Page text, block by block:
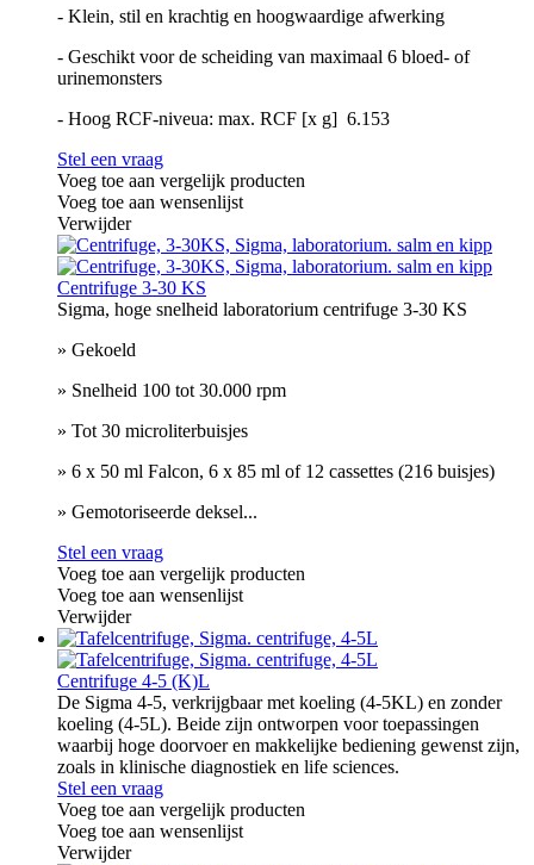
- Klein, stil en krachtig en hoogwaardige afwerking
- Geschikt voor de scheiding van maximaal 6 bloed- of
urinemonsters
- Hoog RCF-niveua: max. RCF [x g] 6.153
Stel een vraag
Voeg toe aan vergelijk producten
Voeg toe aan wensenlijst
Verwijder
Centrifuge 3-30 KS
Sigma, hoge snelheid laboratorium centrifuge 3-30 KS
» Gekoeld
» Snelheid 100 tot 30.000 rpm
» Tot 30 microliterbuisjes
» 6 x 50 ml Falcon, 6 x 85 ml of 12 cassettes (216 buisjes)
» Gemotoriseerde deksel...
Stel een vraag
Voeg toe aan vergelijk producten
Voeg toe aan wensenlijst
Verwijder
Centrifuge 4-5 (K)L
De Sigma 4-5, verkrijgbaar met koeling (4-5KL) en zonder
koeling (4-5L). Beide zijn ontworpen voor toepassingen
waarbij hoge doorvoer en makkelijke bediening gewenst zijn,
zoals in klinische diagnostiek en life sciences.
Stel een vraag
Voeg toe aan vergelijk producten
Voeg toe aan wensenlijst
Verwijder